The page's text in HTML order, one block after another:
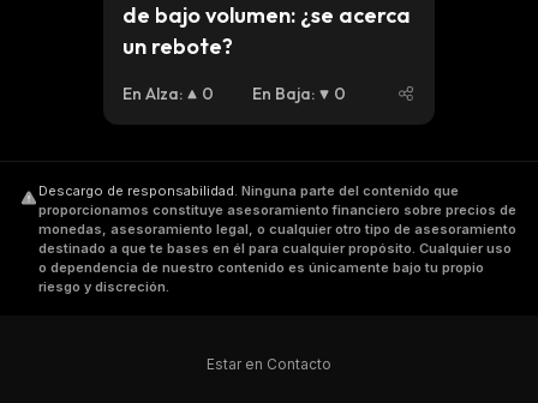
de bajo volumen: ¿se acerca
un rebote?
En Alza: 0 En Baja: 0
Descargo de responsabilidad. Ninguna parte del contenido que
proporcionamos constituye asesoramiento financiero sobre precios de
monedas, asesoramiento legal, o cualquier otro tipo de asesoramiento
destinado a que te bases en él para cualquier propósito. Cualquier uso
o dependencia de nuestro contenido es únicamente bajo tu propio
riesgo y discreción.
Estar en Contacto